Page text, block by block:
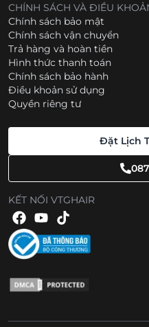
CHÍNH SÁCH VÀ ĐIỀU
Chính sách bảo mật
Chính sách vận chuyển
Trả hàng và hoàn tiền
Hình thức thanh toán
Chính sách bảo hành
Điều khoản sử dụng
Quyền riêng tư
Đặt Lịch
KẾT NỐI VTGHAIR